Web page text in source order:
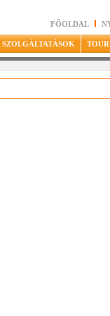
FŐOLDAL
SZOLGÁLTATÁSOK